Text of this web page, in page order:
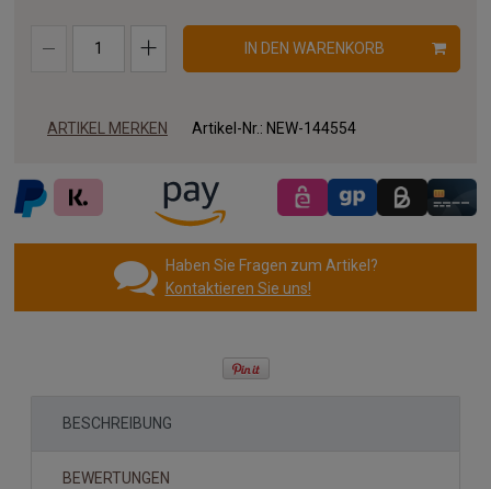
IN DEN WARENKORB
ARTIKEL MERKEN Artikel-Nr.: NEW-144554
Haben Sie Fragen zum Artikel?
Kontaktieren Sie uns!
BESCHREIBUNG
BEWERTUNGEN